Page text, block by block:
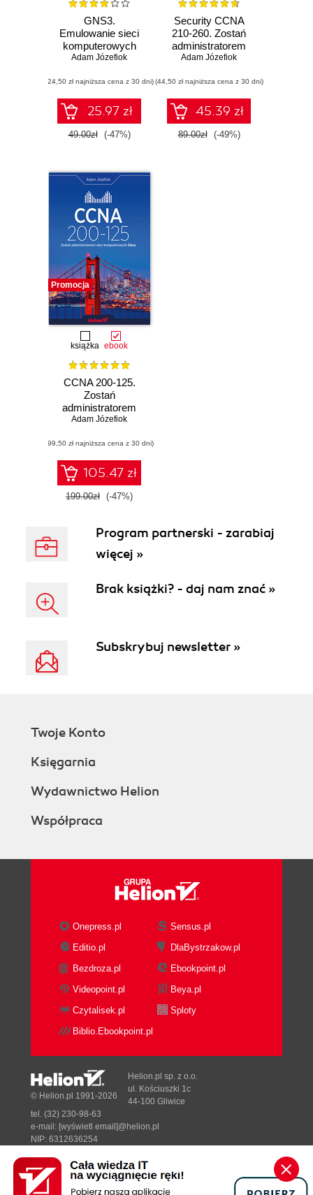
GNS3.
Emulowanie sieci
komputerowych
Cisco
Adam Józefiok
(24,50 zł najniższa cena z 30 dni)
25.97 zł
49.00zł (-47%)
Security CCNA
210-260. Zostań
administratorem
sieci
Cisco
Adam Józefiok
(44,50 zł najniższa cena z 30 dni)
45.39 zł
89.00zł (-49%)
Promocja
książka ebook
CCNA 200-125.
Zostań
administratorem
sieci
Cisco
Adam Józefiok
(99,50 zł najniższa cena z 30 dni)
105.47 zł
199.00zł (-47%)
Program partnerski - zarabiaj
więcej »
Brak książki? - daj nam znać »
Subskrybuj newsletter »
Twoje Konto
Księgarnia
Wydawnictwo Helion
Współpraca
Onepress.pl
Sensus.pl
Editio.pl
DlaBystrzakow.pl
Bezdroza.pl
Ebookpoint.pl
Videopoint.pl
Beya.pl
Czytalisek.pl
Sploty
Biblio.Ebookpoint.pl
Designed with ♥ byTonik.pl
© Helion.pl 1991-2026
Helion.pl sp. z o.o.
ul. Kościuszki 1c
44-100 Gliwice
tel. (32) 230-98-63
e-mail: [wyświetl email]@helion.pl
NIP: 6312636254